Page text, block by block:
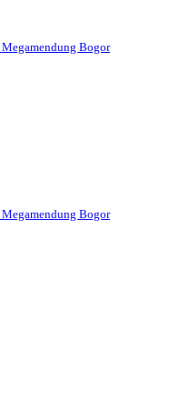
Bogor
Bogor